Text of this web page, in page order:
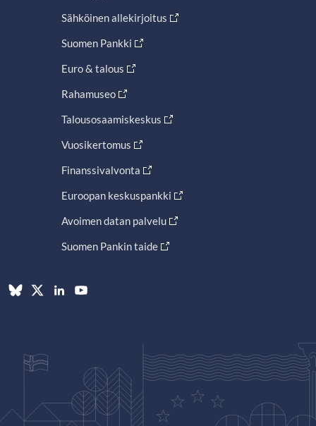
Sähköinen allekirjoitus
Suomen Pankki
Euro & talous
Rahamuseo
Talousosaamiskeskus
Vuosikertomus
Finanssivalvonta
Euroopan keskuspankki
Avoimen datan palvelu
Suomen Pankin taide